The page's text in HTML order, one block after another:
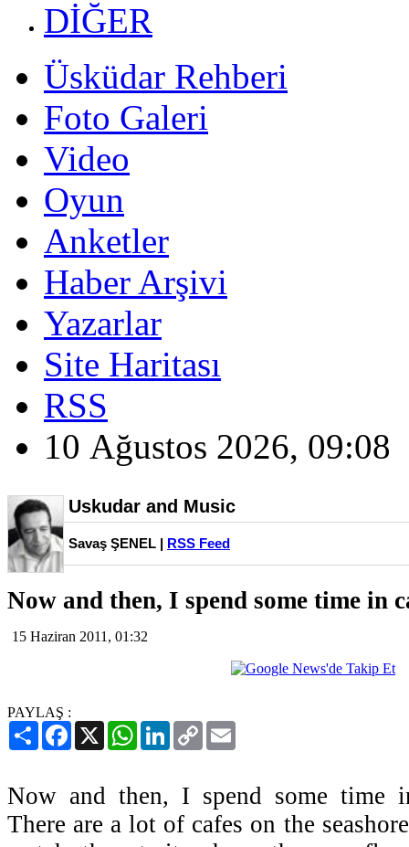
DİĞER
Üsküdar Rehberi
Foto Galeri
Video
Oyun
Anketler
Haber Arşivi
Yazarlar
Site Haritası
RSS
10 Ağustos 2026, 09:08
Uskudar and Music
Savaş ŞENEL | RSS Feed
Now and then, I spend some time in
15 Haziran 2011, 01:32
PAYLAŞ :
PaylaşFacebook
X WhatsAppLinkedIn
Copy
Link
Now and then, I spend some time
There are a lot of cafes on the